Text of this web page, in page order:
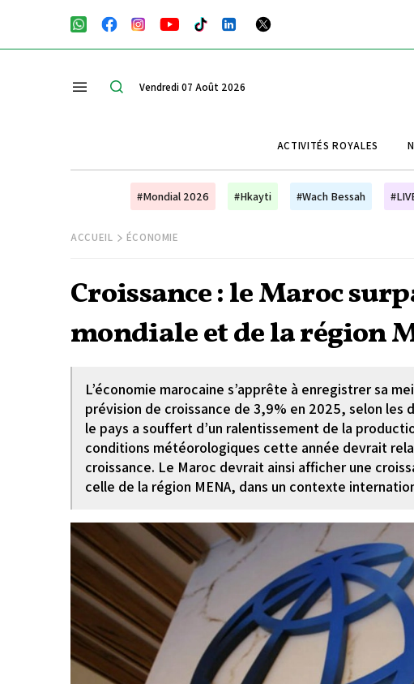
Vendredi 07 Août 2026
ACTIVITÉS ROYALES
#Mondial 2026 #Hkayti #Wach Bessah
ACCUEIL ÉCONOMIE
Croissance : le Maroc
mondiale et de la région
L’économie marocaine s’apprête à enregistrer sa
prévision de croissance de 3,9% en 2025, selon les
le pays a souffert d’un ralentissement de la
conditions météorologiques cette année devrait
croissance. Le Maroc devrait ainsi afficher une
celle de la région MENA, dans un contexte